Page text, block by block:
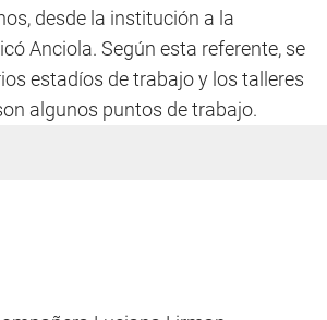
desde la institución a la
Anciola. Según esta referente, se
estadíos de trabajo y los talleres
algunos puntos de trabajo.